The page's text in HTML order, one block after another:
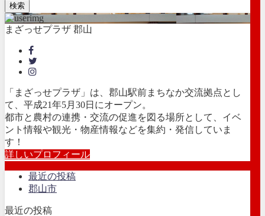
検索
まざっせプラザ 郡山
「まざっせプラザ」は、郡山駅前まちなか交流拠点とし
て、平成21年5月30日にオープン。
都市と農村の連携・交流の促進を図る場所として、イベ
ント情報や観光・物産情報などを集約・発信していま
す！
詳しいプロフィール
最近の投稿
郡山市
最近の投稿